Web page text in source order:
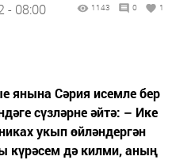
- 08:00 1143 0 1
янына Сәрия исемле бер
сүзләрне әйтә: – Ике
укып өйләндергән
күрәсем дә килми, аның